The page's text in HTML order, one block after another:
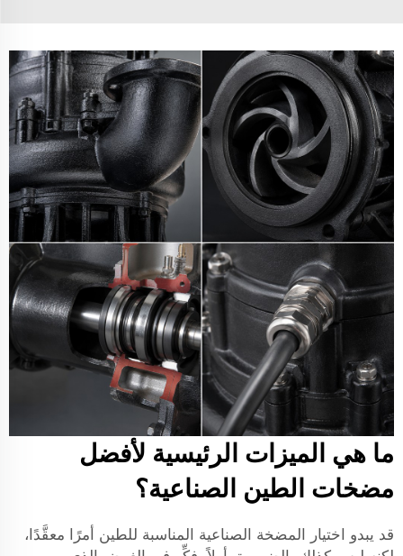
ما هي الميزات الرئيسية لأفضل
مضخات الطين الصناعية؟
قد يبدو اختيار المضخة الصناعية المناسبة للطين أمرًا معقَّدًا،